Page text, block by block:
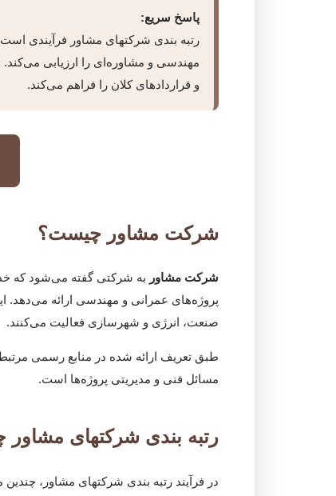
پاسخ سریع:
رتبه بندی شرکتهای مشاور فرآیندی
مهندسی و مشاوره‌ای را ارزیابی
و قراردادهای کلان را فراهم می‌کند.
شرکت مشاور چیست؟
شرکت مشاور به شرکتی گفته می‌شود که
پروژه‌های عمرانی و مهندسی ارائه می‌دهد.
صنعت، انرژی و شهرسازی فعالیت می‌کنند.
طبق تعریف ارائه شده در منابع رسمی مرتبط
مسائل فنی و مدیریتی پروژه‌ها است.
رتبه بندی شرکتهای
در فرآیند رتبه بندی شرکتهای مشاور،